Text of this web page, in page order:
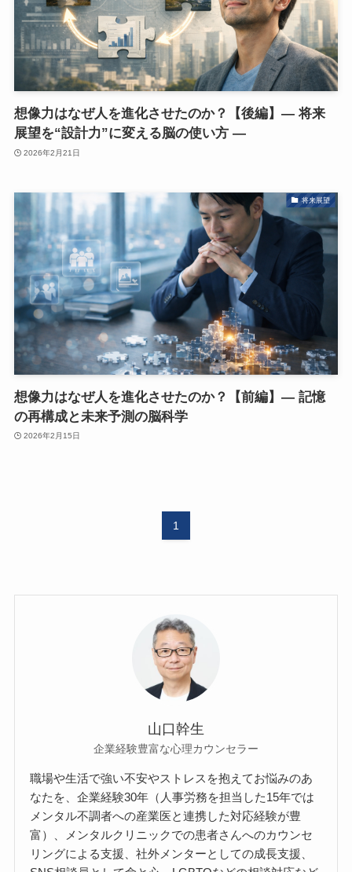
想像力はなぜ人を進化させたのか？【後編】― 将来
展望を“設計力”に変える脳の使い方 ―
2026年2月21日
将来展望
想像力はなぜ人を進化させたのか？【前編】― 記憶
の再構成と未来予測の脳科学
2026年2月15日
1
山口幹生
企業経験豊富な心理カウンセラー
職場や生活で強い不安やストレスを抱えてお悩みのあ
なたを、企業経験30年（人事労務を担当した15年では
メンタル不調者への産業医と連携した対応経験が豊
富）、メンタルクリニックでの患者さんへのカウンセ
リングによる支援、社外メンターとしての成長支援、